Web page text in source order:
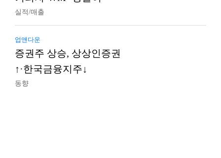
실적/매출
업앤다운
증권주 상승, 상상인증권
↑·한국금융지주↓
동향